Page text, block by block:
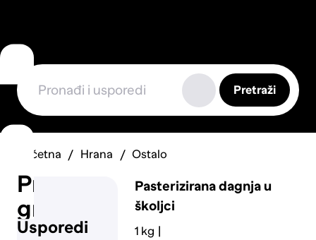
Usporedi
Prijavi
grešku
Pretraži
Početna Hrana Ostalo
Pasterizirana dagnja u
školjci
1 kg